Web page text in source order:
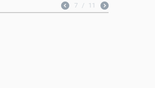
7 / 11